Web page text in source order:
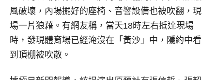
風破壞，內場擺好的座椅、音響設備也被吹翻，現
場一片狼藉。有網友稱，當天18時左右抵達現場
時，發現體育場已經淹沒在「黃沙」中，隱約中看
到頂棚被吹散。